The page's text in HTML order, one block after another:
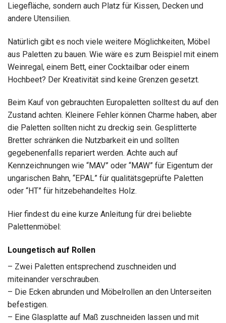
Liegefläche, sondern auch Platz für Kissen, Decken und
andere Utensilien.
Natürlich gibt es noch viele weitere Möglichkeiten, Möbel
aus Paletten zu bauen. Wie wäre es zum Beispiel mit einem
Weinregal, einem Bett, einer Cocktailbar oder einem
Hochbeet? Der Kreativität sind keine Grenzen gesetzt.
Beim Kauf von gebrauchten Europaletten solltest du auf den
Zustand achten. Kleinere Fehler können Charme haben, aber
die Paletten sollten nicht zu dreckig sein. Gesplitterte
Bretter schränken die Nutzbarkeit ein und sollten
gegebenenfalls repariert werden. Achte auch auf
Kennzeichnungen wie “MAV” oder “MAW” für Eigentum der
ungarischen Bahn, “EPAL” für qualitätsgeprüfte Paletten
oder “HT” für hitzebehandeltes Holz.
Hier findest du eine kurze Anleitung für drei beliebte
Palettenmöbel:
Loungetisch auf Rollen
– Zwei Paletten entsprechend zuschneiden und
miteinander verschrauben.
– Die Ecken abrunden und Möbelrollen an den Unterseiten
befestigen.
– Eine Glasplatte auf Maß zuschneiden lassen und mit